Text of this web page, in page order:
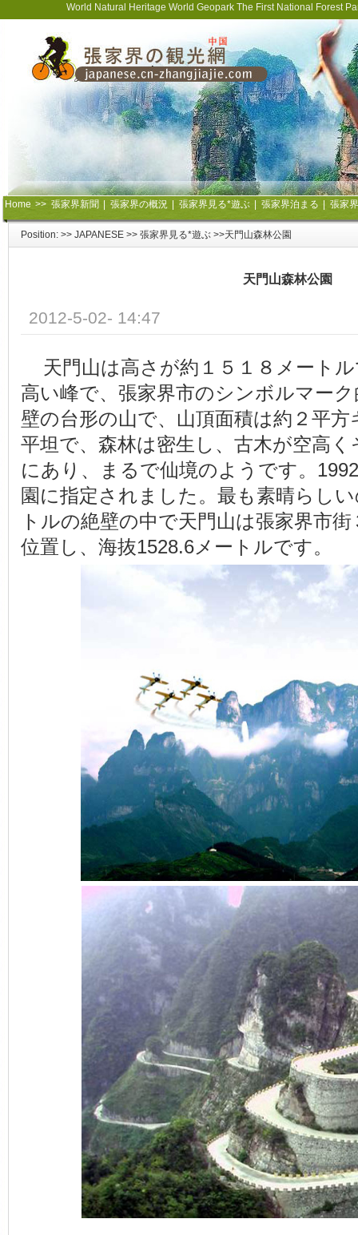
World Natural Heritage World Geopark The First National
Home >> 張家界新聞 張家界の概況 張家界見る*遊ぶ 張家界泊まる 張家
Position: >> JAPANESE >> 張家界見る*遊ぶ >>天門山森林公園
天門山森林公園
2012-5-02- 14:47
天門山は高さが約１５１８メート
高い峰で、張家界市のシンボルマー
壁の台形の山で、山頂面積は約２平
平坦で、森林は密生し、古木が空高
にあり、まるで仙境のようです。
園に指定されました。最も素晴らし
トルの絶壁の中で天門山は張家界市
位置し、海抜1528.6メートルです。